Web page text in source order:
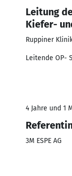
Leitung
Kiefer-
Ruppiner
Leitende OP-
4 Jahre und 1
3M ESPE AG